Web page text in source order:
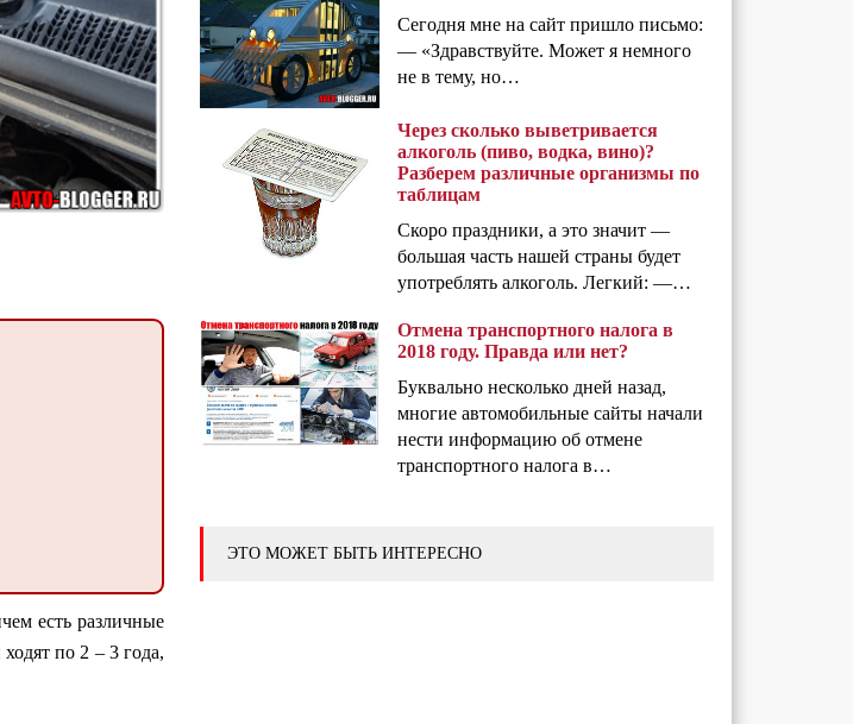
есть различные
по 2 – 3 года,
Сегодня мне на сайт пришло письмо:
— «Здравствуйте. Может я немного
не в тему, но…
Через сколько выветривается
алкоголь (пиво, водка, вино)?
Разберем различные организмы по
таблицам
Скоро праздники, а это значит —
большая часть нашей страны будет
употреблять алкоголь. Легкий: —…
Отмена транспортного налога в
2018 году. Правда или нет?
Буквально несколько дней назад,
многие автомобильные сайты начали
нести информацию об отмене
транспортного налога в…
ЭТО МОЖЕТ БЫТЬ ИНТЕРЕСНО